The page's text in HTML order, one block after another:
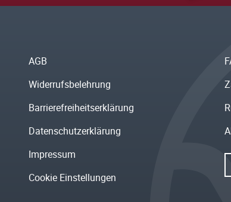
AGB
Widerrufsbelehrung
Barrierefreiheitserklärung
Datenschutzerklärung
Impressum
Cookie Einstellungen